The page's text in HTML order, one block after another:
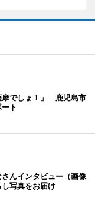
摩でしょ！」 鹿児島市
ト
んインタビュー（画像
写真をお届け